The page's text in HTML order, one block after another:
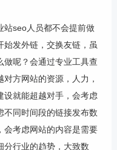
站seo人员都不会提前做
发外链，交换友链，虽
做呢？会通过专业工具查
方网站的资源，人力，
设就能超越对手，会考虑
不同时间段的链接发布数
会考虑网站的内容是需要
分行业的趋势，大致数